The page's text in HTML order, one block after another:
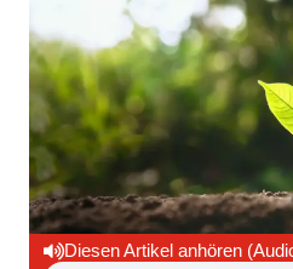
Diesen Artikel anhören